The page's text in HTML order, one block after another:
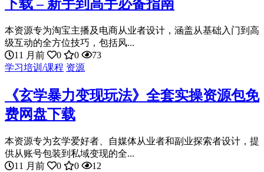
下载 – 新手到高手必备指南
本资源专为淘宝主播及电商从业者设计，涵盖从基础入门到高
级互动的全方位技巧，包括风...
11 月前
0 0
73
学习培训/课程 资源
《玄学暴力变现玩法》全套实操资源包免
费网盘下载
本资源专为玄学爱好者、自媒体从业者和副业探索者设计，提
供从账号包装到私域变现的全...
11 月前
0 0
12